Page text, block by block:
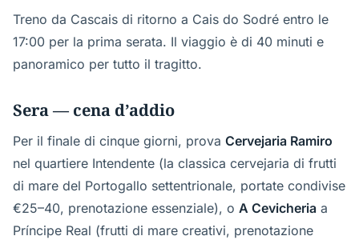
Treno da Cascais di ritorno a Cais do Sodré entro le
17:00 per la prima serata. Il viaggio è di 40 minuti e
panoramico per tutto il tragitto.
Sera — cena d’addio
Per il finale di cinque giorni, prova Cervejaria Ramiro
nel quartiere Intendente (la classica cervejaria di frutti
di mare del Portogallo settentrionale, portate condivise
€25–40, prenotazione essenziale), o A Cevicheria a
Príncipe Real (frutti di mare creativi, prenotazione